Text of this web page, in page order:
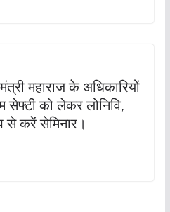
महाराज के अधिकारियों
सेफ्टी को लेकर लोनिवि,
से करें सेमिनार।